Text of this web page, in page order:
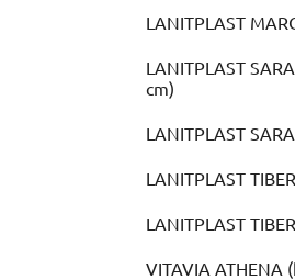
LANITPLAST
LANITPLAST
cm)
LANITPLAST
LANITPLAST
LANITPLAST
VITAVIA ATHENA